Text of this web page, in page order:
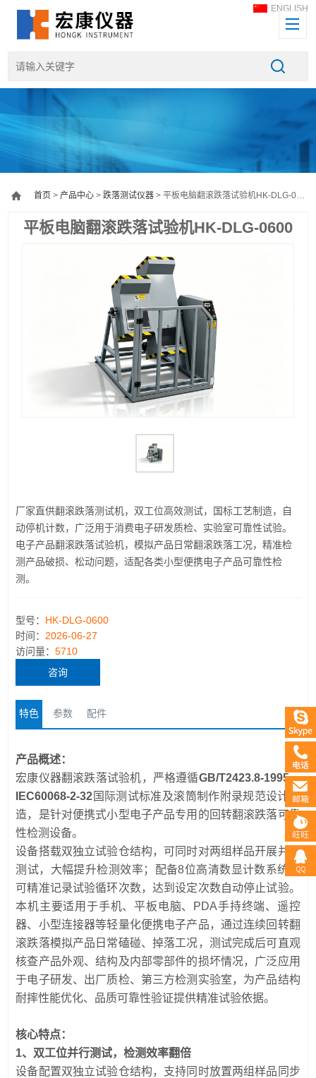
ENGLISH
首页 >产品中心 >跌落测试仪器 > 平板电脑翻滚跌落试验机HK-DLG-0600
平板电脑翻滚跌落试验机HK-DLG-0600
厂家直供翻滚跌落测试机，双工位高效测试，国标工艺制造，自
动停机计数，广泛用于消费电子研发质检、实验室可靠性试验。
电子产品翻滚跌落试验机，模拟产品日常翻滚跌落工况，精准检
测产品破损、松动问题，适配各类小型便携电子产品可靠性检
测。
型号： HK-DLG-0600
时间： 2026-06-27
访问量：5710
咨询
特色 参数 配件
产品概述：
宏康仪器翻滚跌落试验机，严格遵循GB/T2423.8-1995、
IEC60068-2-32 国际测试标准及滚筒制作附录规范设计制
造，是针对便携式小型电子产品专用的回转翻滚跌落可靠
性检测设备。
设备搭载双独立试验仓结构，可同时对两组样品开展并行
测试，大幅提升检测效率；配备8位高清数显计数系统，
可精准记录试验循环次数，达到设定次数自动停止试验。
本机主要适用于手机、平板电脑、PDA手持终端、遥控
器、小型连接器等轻量化便携电子产品，通过连续回转翻
滚跌落模拟产品日常磕碰、掉落工况，测试完成后可直观
核查产品外观、结构及内部零部件的损坏情况，广泛应用
于电子研发、出厂质检、第三方检测实验室，为产品结构
耐摔性能优化、品质可靠性验证提供精准试验依据。
核心特点：
1、双工位并行测试，检测效率翻倍
设备配置双独立试验仓结构，支持同时放置两组样品同步